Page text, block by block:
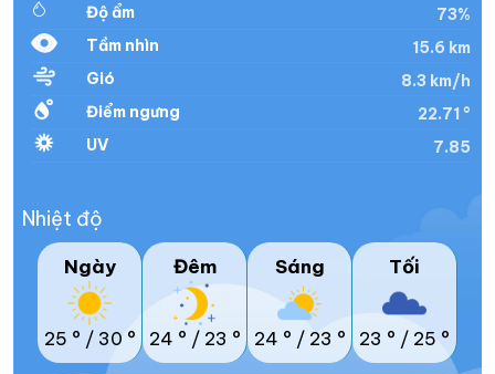
Độ ẩm
73%
Tầm nhìn
15.6 km
Gió
8.3 km/h
Điểm ngưng
22.71 °
UV
7.85
Nhiệt độ
Ngày
25 ° / 30 °
Đêm
24 ° / 23 °
Sáng
24 ° / 23 °
Tối
23 ° / 25 °